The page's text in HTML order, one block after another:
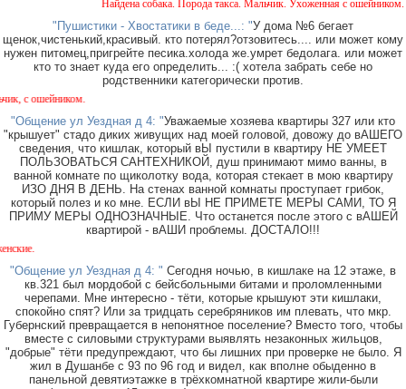
Найдена собака. Порода такса. Мальчик. Ухоженная с ошейником.
"Пушистики - Хвостатики в беде...: "У дома №6 бегает
щенок,чистенький,красивый. кто потерял?отзовитесь.... или может кому
нужен питомец,пригрейте песика.холода же.умрет бедолага. или может
кто то знает куда его определить... :( хотела забрать себе но
родственники категорически против.
"Общение ул Уездная д 4: "Уважаемые хозяева квартиры 327 или кто
"крышует" стадо диких живущих над моей головой, довожу до вАШЕГО
сведения, что кишлак, который вЫ пустили в квартиру НЕ УМЕЕТ
ПОЛЬЗОВАТЬСЯ САНТЕХНИКОЙ, душ принимают мимо ванны, в
ванной комнате по щиколотку вода, которая стекает в мою квартиру
ИЗО ДНЯ В ДЕНЬ. На стенах ванной комнаты проступает грибок,
который полез и ко мне. ЕСЛИ вЫ НЕ ПРИМЕТЕ МЕРЫ САМИ, ТО Я
ПРИМУ МЕРЫ ОДНОЗНАЧНЫЕ. Что останется после этого с вАШЕЙ
квартирой - вАШИ проблемы. ДОСТАЛО!!!
"Общение ул Уездная д 4: " Сегодня ночью, в кишлаке на 12 этаже, в
кв.321 был мордобой с бейсбольными битами и проломленными
черепами. Мне интересно - тёти, которые крышуют эти кишлаки,
спокойно спят? Или за тридцать серебряников им плевать, что мкр.
Губернский превращается в непонятное поселение? Вместо того, чтобы
вместе с силовыми структурами выявлять незаконных жильцов,
"добрые" тёти предупреждают, что бы лишних при проверке не было. Я
жил в Душанбе с 93 по 96 год и видел, как вполне обыденно в
панельной девятиэтажке в трёхкомнатной квартире жили-были